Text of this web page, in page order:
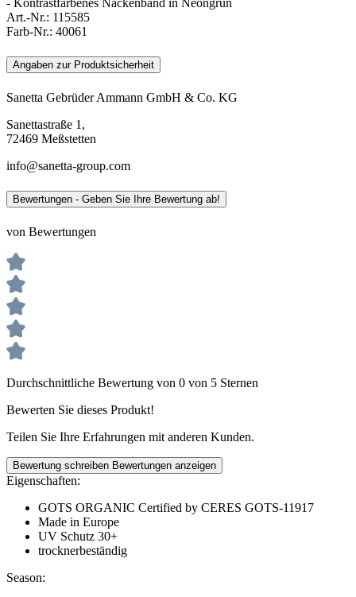
Art.-Nr.: 115585
Farb-Nr.: 40061
Angaben zur Produktsicherheit
Sanetta Gebrüder Ammann GmbH & Co. KG
Sanettastraße 1,
72469 Meßstetten
info@sanetta-group.com
Bewertungen - Geben Sie Ihre Bewertung ab!
von Bewertungen
Durchschnittliche Bewertung von 0 von 5 Sternen
Bewerten Sie dieses Produkt!
Teilen Sie Ihre Erfahrungen mit anderen Kunden.
Bewertung schreiben Bewertungen anzeigen
Eigenschaften:
GOTS ORGANIC Certified by CERES GOTS-11917
Made in Europe
UV Schutz 30+
trocknerbeständig
Season: